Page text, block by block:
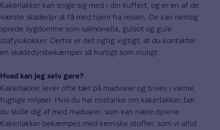
Kakerlakker kan snige sig med i din kuffert, og er en af de
værste skadedyr at få med hjem fra rejsen. De kan nemlig
sprede sygdomme som salmonella, gulsot og gule
stafylokokker. Derfor er det rigtig vigtigt, at du kontakter
en skadedyrsbekæmper så hurtigt som muligt.
Hvad kan jeg selv gøre?
Kakerlakker lever ofte tæt på madvarer og trives i varme,
fugtige miljøer. Hvis du har mistanke om kakerlakker, bør
du skille dig af med madvarer, som kan nære dyrene.
Kakerlakker bekæmpes med kemiske stoffer, som vi altid